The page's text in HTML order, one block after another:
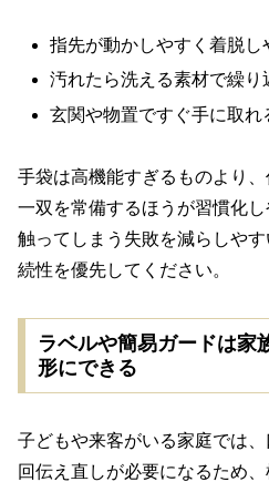
指先が動かしやすく着脱し
汚れたら洗える素材で繰り
玄関や物置ですぐ手に取れ
手袋は高機能すぎるものより
一双を常備するほうが習慣化
触ってしまう失敗を減らしや
続性を優先してください。
ラベルや簡易ガードは家
形にできる
子どもや来客がいる家庭では
回伝え直しが必要になるため